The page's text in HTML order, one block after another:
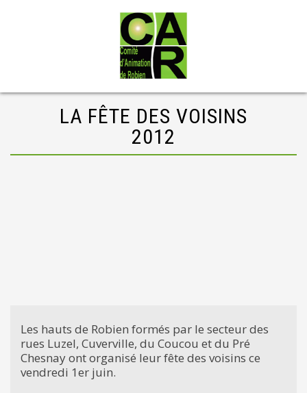
LA FÊTE DES VOISINS
2012
Les hauts de Robien formés par le secteur des
rues Luzel, Cuverville, du Coucou et du Pré
Chesnay ont organisé leur fête des voisins ce
vendredi 1er juin.